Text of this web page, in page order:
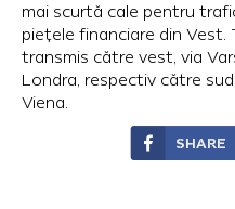
mai scurtă cale pentru
piețele financiare din
transmis către vest, via
Londra, respectiv către
Viena.
SHARE